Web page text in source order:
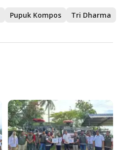
Pupuk Kompos Tri Dharma